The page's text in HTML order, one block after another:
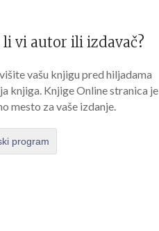
li vi autor ili izdavač?
vašu knjigu pred hiljadama
knjiga. Knjige Online stranica je
mesto za vaše izdanje.
program